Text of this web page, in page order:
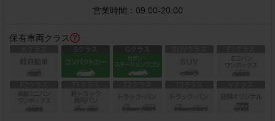
営業時間： 09:00-20:00
保有車両クラス